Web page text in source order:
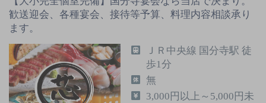
歓送迎会、各種宴会、接待等予算、料理内容相談承り
ます。
ＪＲ中央線 国分寺駅 徒
歩1分
無
3,000円以上～5,000円未